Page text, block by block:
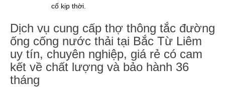
cố kịp thời.
Dịch vụ cung cấp thợ thông tắc đường
ống cống nước thải tại Bắc Từ Liêm
uy tín, chuyên nghiệp, giá rẻ có cam
kết về chất lượng và bảo hành 36
tháng